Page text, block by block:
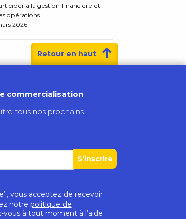
à la gestion financière et
opérations
2026
commercialisation
tous nos prochains
vous acceptez de recevoir
notre politique de
vous à tout moment à l’aide
S'inscrire
Retour en haut